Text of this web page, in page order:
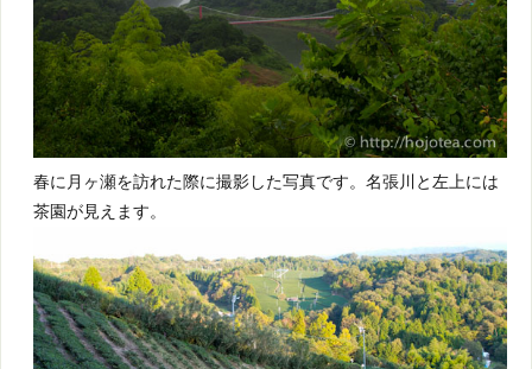
春に月ヶ瀬を訪れた際に撮影した写真です。名張川と左上には
茶園が見えます。